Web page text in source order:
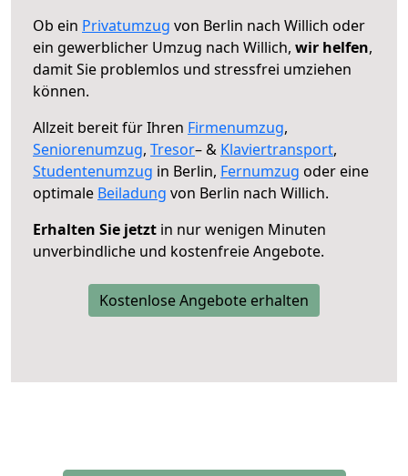
Ob ein Privatumzug von Berlin nach Willich oder
ein gewerblicher Umzug nach Willich, wir helfen,
damit Sie problemlos und stressfrei umziehen
können.
Allzeit bereit für Ihren Firmenumzug,
Seniorenumzug, Tresor– & Klaviertransport,
Studentenumzug in Berlin, Fernumzug oder eine
optimale Beiladung von Berlin nach Willich.
Erhalten Sie jetzt in nur wenigen Minuten
unverbindliche und kostenfreie Angebote.
Kostenlose Angebote erhalten